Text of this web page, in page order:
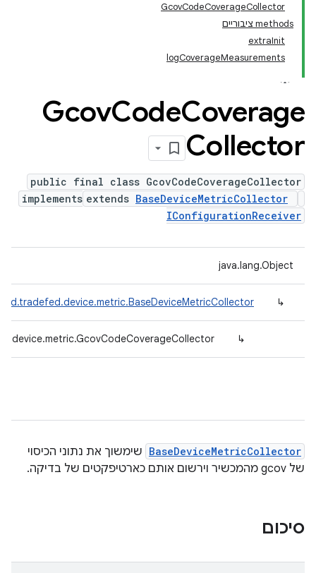
GcovCodeCoverageCollector
‫methods ציבוריים
extraInit
logCoverageMeasurements
GcovCodeCoverage
Collector
public final class GcovCodeCoverageCollector
extends BaseDeviceMetricCollector
implements
IConfigurationReceiver
java.lang.Object
↳
↳
BaseDeviceMetricCollector שימשוך את נתוני הכיסוי
של gcov מהמכשיר וירשום אותם כארטיפקטים של בדיקה.
סיכום